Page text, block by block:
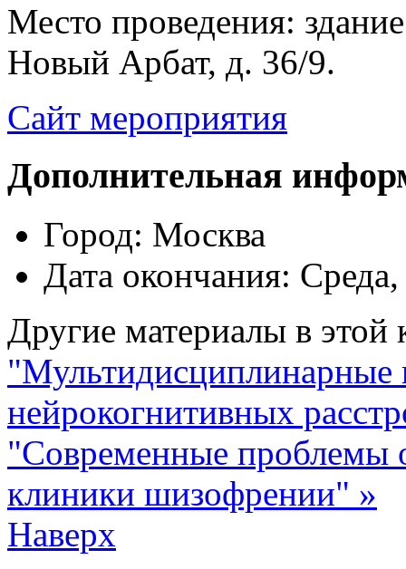
Место проведения:
Новый Арбат, д. 36/9.
Сайт мероприятия
Дополнительная
Город: Москва
Дата окончания:
Другие материалы в этой
"Мультидисциплинарные
нейрокогнитивных
"Современные проблемы
клиники шизофрении" »
Наверх